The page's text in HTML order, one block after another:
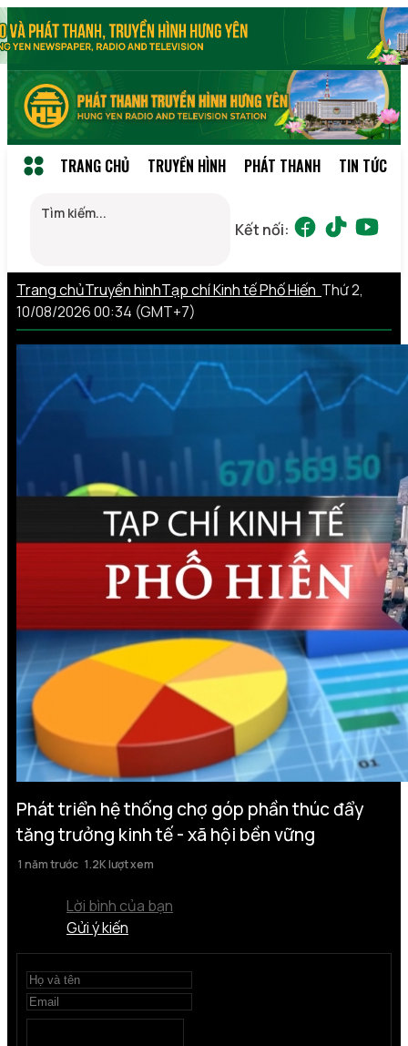
TRANG CHỦ TRUYỀN HÌNH PHÁT THANH TIN TỨC
Kết nối:
Trang chủTruyền hìnhTạp chí Kinh tế Phố Hiến Thứ 2,
10/08/2026 00:34 (GMT+7)
Phát triển hệ thống chợ góp phần thúc đẩy
tăng trưởng kinh tế - xã hội bền vững
1 năm trước 1.2K lượt xem
Lời bình của bạn
Gửi ý kiến